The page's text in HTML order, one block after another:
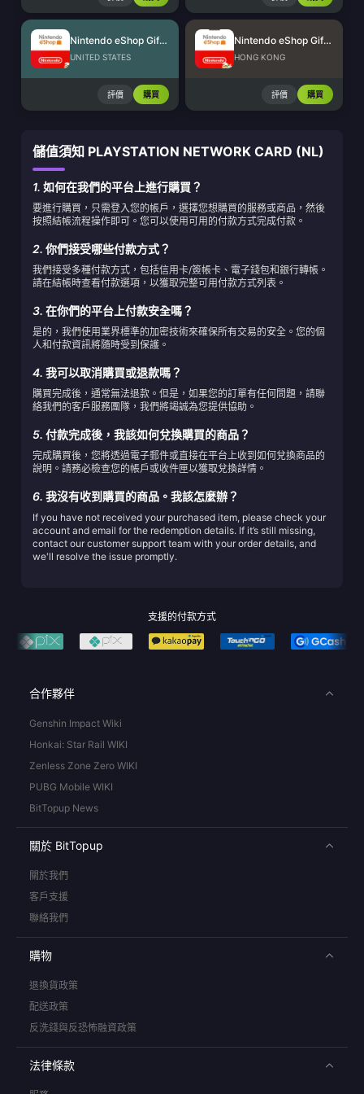
Nintendo eShop Gift Card (US)
UNITED STATES
評價 購買
Nintendo eShop Gift Card (HK)
HONG KONG
評價 購買
儲值須知 PLAYSTATION NETWORK CARD (NL)
1. 如何在我們的平台上進行購買？
要進行購買，只需登入您的帳戶，選擇您想購買的服務或商品，然後
按照結帳流程操作即可。您可以使用可用的付款方式完成付款。
2. 你們接受哪些付款方式？
我們接受多種付款方式，包括信用卡/簽帳卡、電子錢包和銀行轉帳。
請在結帳時查看付款選項，以獲取完整可用付款方式列表。
3. 在你們的平台上付款安全嗎？
是的，我們使用業界標準的加密技術來確保所有交易的安全。您的個
人和付款資訊將隨時受到保護。
4. 我可以取消購買或退款嗎？
購買完成後，通常無法退款。但是，如果您的訂單有任何問題，請聯
絡我們的客戶服務團隊，我們將竭誠為您提供協助。
5. 付款完成後，我該如何兌換購買的商品？
完成購買後，您將透過電子郵件或直接在平台上收到如何兌換商品的
說明。請務必檢查您的帳戶或收件匣以獲取兌換詳情。
6. 我沒有收到購買的商品。我該怎麼辦？
If you have not received your purchased item, please check your
account and email for the redemption details. If it’s still missing,
contact our customer support team with your order details, and
we'll resolve the issue promptly.
支援的付款方式
合作夥伴
Genshin Impact Wiki
Honkai: Star Rail WIKI
Zenless Zone Zero WIKI
PUBG Mobile WIKI
BitTopup News
關於 BitTopup
關於我們
客戶支援
聯絡我們
購物
退換貨政策
配送政策
反洗錢與反恐怖融資政策
法律條款